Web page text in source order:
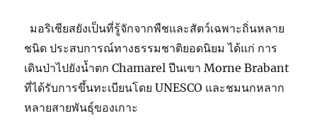
มอริเชียสยังเป็นที่รู้จักจากพืชและสัตว์เฉพาะถิ่นหลาย
ชนิด ประสบการณ์ทางธรรมชาติยอดนิยม ได้แก่ การ
เดินป่าไปยังน้ำตก Chamarel ปีนเขา Morne Brabant
ที่ได้รับการขึ้นทะเบียนโดย UNESCO และชมนกหลาก
หลายสายพันธุ์ของเกาะ